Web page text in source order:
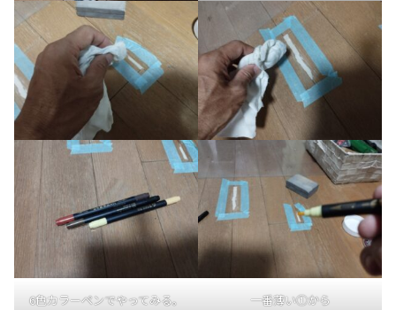
6色カラーペンでやってみる。
一番薄い①から